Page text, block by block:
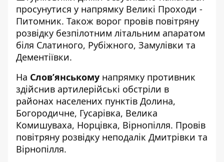
просунутися у напрямку Великі Проходи -
Питомник. Також ворог провів повітряну
розвідку безпілотним літальним апаратом
біля Слатиного, Рубіжного, Замулівки та
Дементіївки.
На Слов’янському напрямку противник
здійснив артилерійські обстріли в
районах населених пунктів Долина,
Богородичне, Гусарівка, Велика
Комишуваха, Норцівка, Вірнопілля. Провів
повітряну розвідку неподалік Дмитрівки та
Вірнопілля.